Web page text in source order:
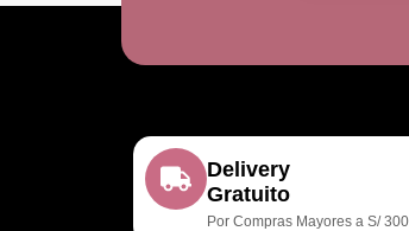
Delivery
Gratuito
Por Compras Mayores a S/ 300